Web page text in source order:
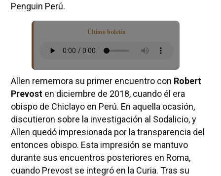
Penguin Perú.
Último boletín
Allen rememora su primer encuentro con Robert
Prevosten diciembre de 2018, cuando él era
obispo de Chiclayo en Perú. En aquella ocasión,
discutieron sobre la investigación al Sodalicio, y
Allen quedó impresionada por la transparencia del
entonces obispo. Esta impresión se mantuvo
durante sus encuentros posteriores en Roma,
cuando Prevost se integró en la Curia. Tras su